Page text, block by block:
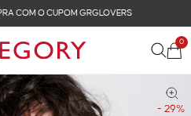
FRETE GRÁTIS NAS COMPRAS ACIMA
0
- 29%